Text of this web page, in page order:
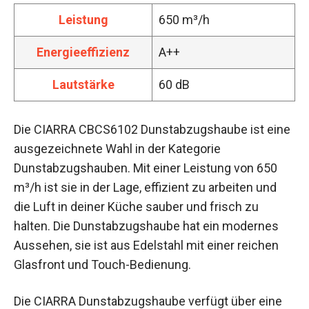
Leistung 650 m³/h
Energieeffizienz A++
Lautstärke 60 dB
Die CIARRA CBCS6102 Dunstabzugshaube ist eine
ausgezeichnete Wahl in der Kategorie
Dunstabzugshauben. Mit einer Leistung von 650
m³/h ist sie in der Lage, effizient zu arbeiten und
die Luft in deiner Küche sauber und frisch zu
halten. Die Dunstabzugshaube hat ein modernes
Aussehen, sie ist aus Edelstahl mit einer reichen
Glasfront und Touch-Bedienung.
Die CIARRA Dunstabzugshaube verfügt über eine